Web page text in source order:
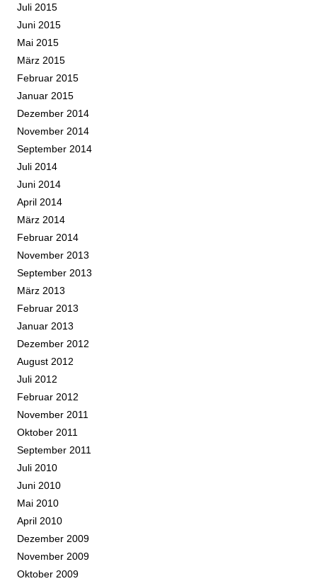
Juli 2015
Juni 2015
Mai 2015
März 2015
Februar 2015
Januar 2015
Dezember 2014
November 2014
September 2014
Juli 2014
Juni 2014
April 2014
März 2014
Februar 2014
November 2013
September 2013
März 2013
Februar 2013
Januar 2013
Dezember 2012
August 2012
Juli 2012
Februar 2012
November 2011
Oktober 2011
September 2011
Juli 2010
Juni 2010
Mai 2010
April 2010
Dezember 2009
November 2009
Oktober 2009